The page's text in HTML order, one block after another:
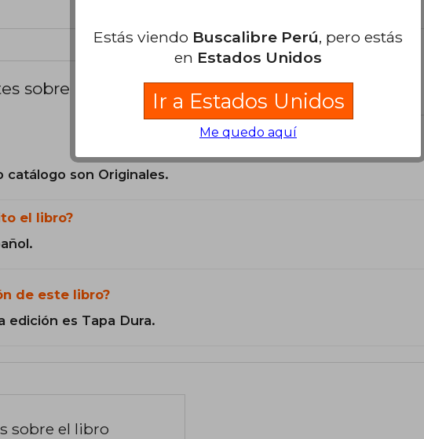
sobre el libro
catálogo son Originales.
el libro?
de este libro?
edición es Tapa Dura.
sobre el libro
Estás viendo Buscalibre Perú, pero estás
en Estados Unidos
Ir a Estados Unidos
Me quedo aquí